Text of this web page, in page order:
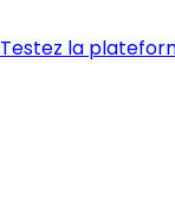
Testez la